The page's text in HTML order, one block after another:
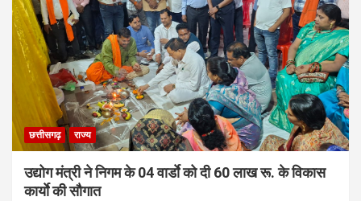
छत्तीसगढ़ राज्य
उद्योग मंत्री ने निगम के 04 वार्डाे को दी 60 लाख रू. के विकास
कार्याे की सौगात